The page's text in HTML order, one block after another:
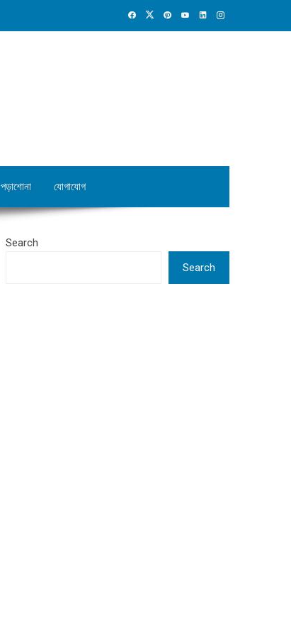
পড়াশোনা যোগাযোগ
Search
Search